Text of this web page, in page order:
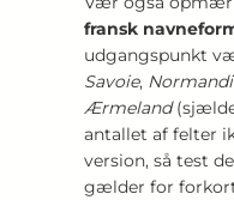
fransk
udgangspunkt
Savoie,
Ærmeland
antallet af felter
version, så test
gælder for